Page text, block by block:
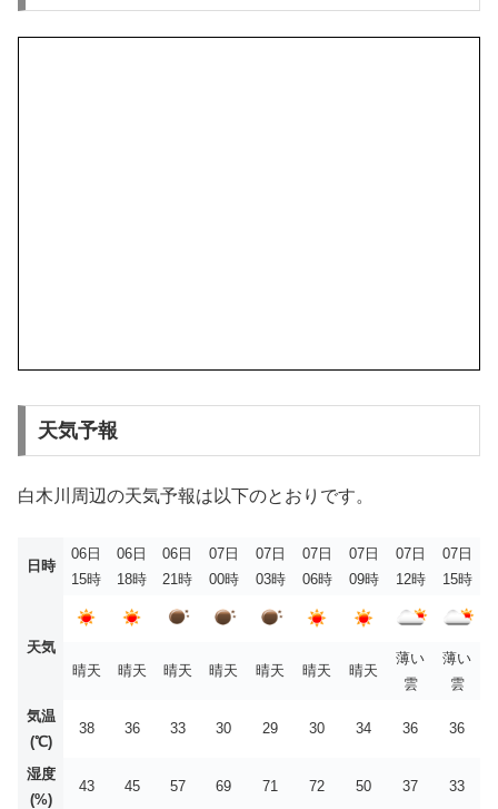
天気予報
白木川周辺の天気予報は以下のとおりです。
日時
06日
15時
06日
18時
06日
21時
07日
00時
07日
03時
07日
06時
07日
09時
07日
12時
07日
15時
天気
晴天
晴天 晴天 晴天 晴天 晴天 晴天
薄い
雲
薄い
雲
気温
(℃)
38 36 33 30 29 30 34 36 36
湿度
(%)
43 45 57 69 71 72 50 37 33